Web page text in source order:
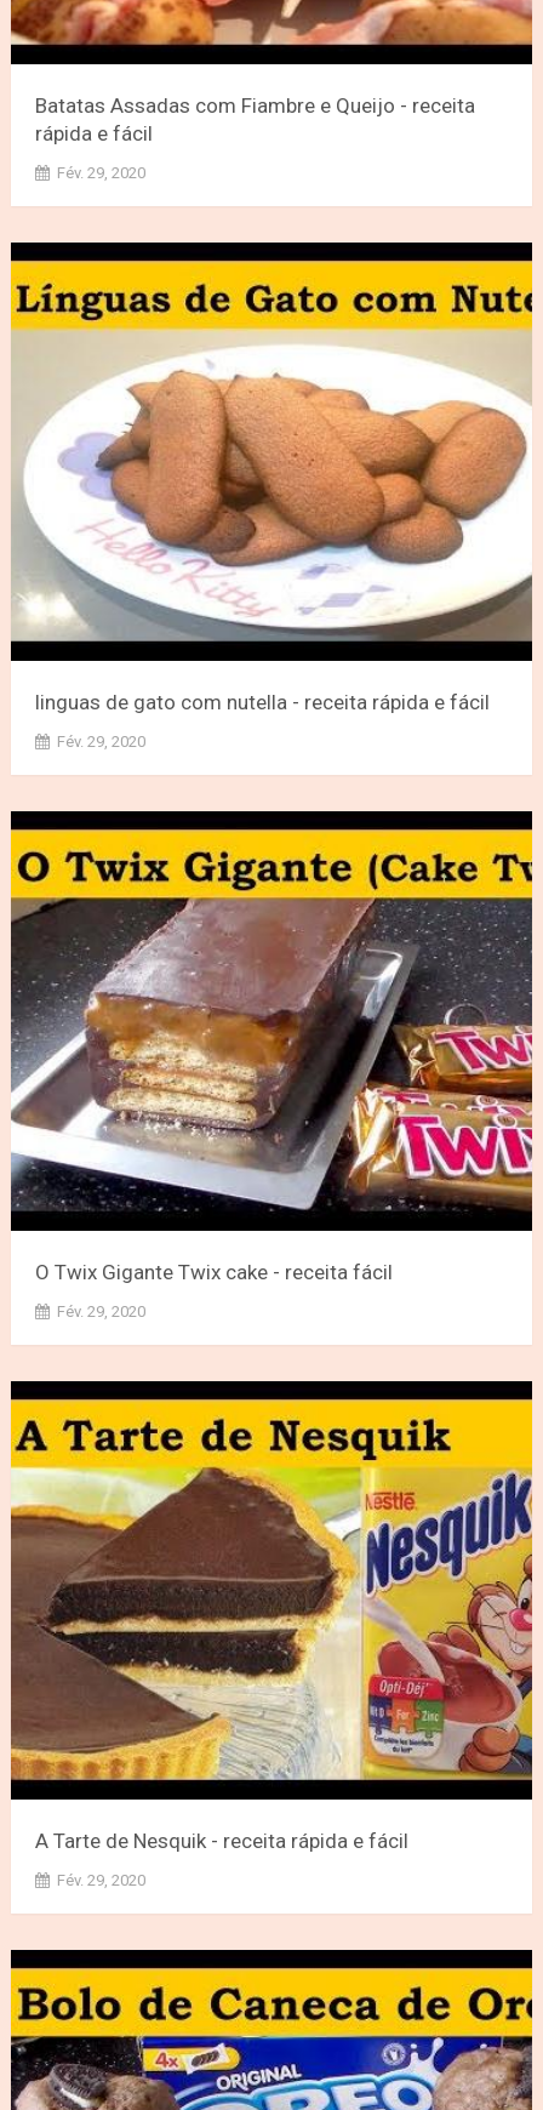
Batatas Assadas com Fiambre e Queijo - receita
rápida e fácil
Fév. 29, 2020
linguas de gato com nutella - receita rápida e fácil
Fév. 29, 2020
O Twix Gigante Twix cake - receita fácil
Fév. 29, 2020
A Tarte de Nesquik - receita rápida e fácil
Fév. 29, 2020